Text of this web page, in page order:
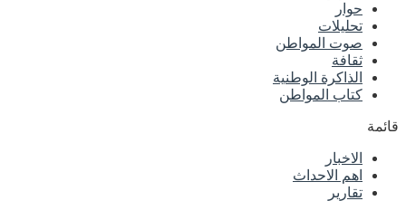
حوار
تحليلات
صوت المواطن
ثقافة
الذاكرة الوطنية
كتاب المواطن
قائمة
الاخبار
اهم الاحداث
تقارير